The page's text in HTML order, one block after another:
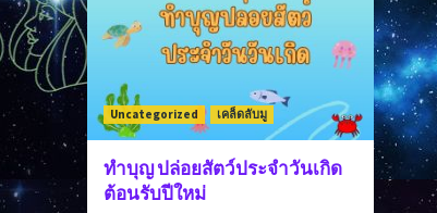
Uncategorized เคล็ดลับมู
ทำบุญ ปล่อยสัตว์ประจำวันเกิด
ต้อนรับปีใหม่